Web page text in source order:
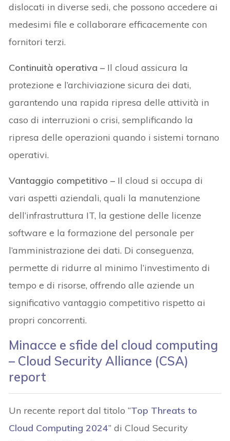
dislocati in diverse sedi, che possono accedere ai
medesimi file e collaborare efficacemente con
fornitori terzi.
Continuità operativa – Il cloud assicura la
protezione e l’archiviazione sicura dei dati,
garantendo una rapida ripresa delle attività in
caso di interruzioni o crisi, semplificando la
ripresa delle operazioni quando i sistemi tornano
operativi.
Vantaggio competitivo – Il cloud si occupa di
vari aspetti aziendali, quali la manutenzione
dell’infrastruttura IT, la gestione delle licenze
software e la formazione del personale per
l’amministrazione dei dati. Di conseguenza,
permette di ridurre al minimo l’investimento di
tempo e di risorse, offrendo alle aziende un
significativo vantaggio competitivo rispetto ai
propri concorrenti.
Minacce e sfide del cloud computing
– Cloud Security Alliance (CSA)
report
Un recente report dal titolo “Top Threats to
Cloud Computing 2024” di Cloud Security